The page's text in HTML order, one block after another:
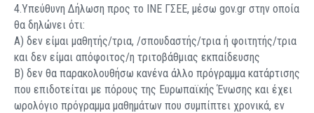
4.Υπεύθυνη Δήλωση προς το ΙΝΕ ΓΣΕΕ, μέσω gov.gr στην οποία
θα δηλώνει ότι:
Α) δεν είμαι μαθητής/τρια, /σπουδαστής/τρια ή φοιτητής/τρια
και δεν είμαι απόφοιτος/η τριτοβάθμιας εκπαίδευσης
Β) δεν θα παρακολουθήσω κανένα άλλο πρόγραμμα κατάρτισης
που επιδοτείται με πόρους της Ευρωπαϊκής Ένωσης και έχει
ωρολόγιο πρόγραμμα μαθημάτων που συμπίπτει χρονικά, εν